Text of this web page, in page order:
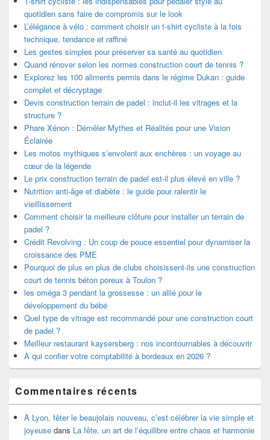
quotidien sans faire de compromis sur le look
L’élégance à vélo : comment choisir un t-shirt cycliste à la fois
technique, tendance et raffiné
Les gestes simples pour préserver sa santé au quotidien
Quand rénover selon les normes construction court de tennis ?
Explorez les 100 aliments permis dans le régime Dukan : guide
complet et décryptage
Devis construction terrain de padel : inclut-il les vitrages et la
structure ?
Phare Xénon : Démêler Mythes et Réalités pour une Vision
Éclairée
Les motos mythiques s’envolent aux enchères : un voyage au
cœur de la légende
Le prix construction terrain de padel est-il plus élevé en ville ?
Nutrition anti-âge et diabète : le guide pour ralentir le
vieillissement
Comment choisir la meilleure clôture pour installer un terrain de
padel ?
Crédit Revolving : Un coup de pouce essentiel pour dynamiser la
croissance des PME
Pourquoi de plus en plus de clubs choisissent-ils une construction
court de tennis béton poreux à Toulon ?
les oméga 3 pendant la grossesse : un allié pour le
développement du bébé
Quel type de vitrage est recommandé pour une construction court
de padel ?
Meilleur restaurant kaysersberg : nos incontournables à découvrir
À qui confier votre comptabilité à bordeaux en 2026 ?
Commentaires récents
À Lyon, fêter le beaujolais nouveau, c’est célébrer la vie simple et
joyeuse dans La fête, un art de l’équilibre entre chaos et harmonie